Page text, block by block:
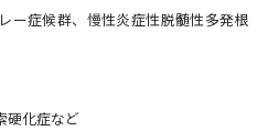
ー症候群、慢性炎症性脱髄性多発根
硬化症など